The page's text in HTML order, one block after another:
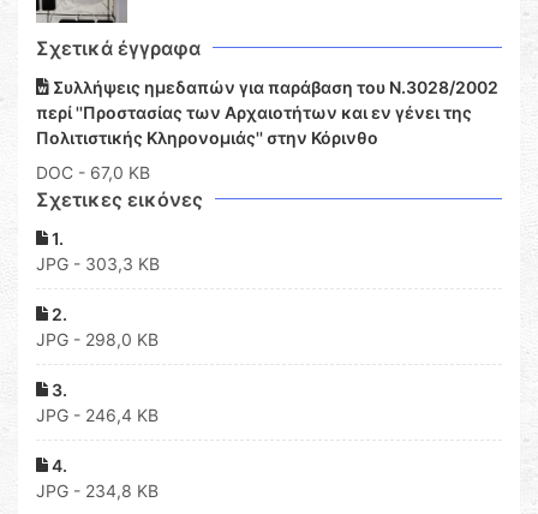
Σχετικά έγγραφα
Συλλήψεις ημεδαπών για παράβαση του Ν.3028/2002
περί ''Προστασίας των Αρχαιοτήτων και εν γένει της
Πολιτιστικής Κληρονομιάς'' στην Κόρινθο
DOC - 67,0 KB
Σχετικες εικόνες
1.
JPG - 303,3 KB
2.
JPG - 298,0 KB
3.
JPG - 246,4 KB
4.
JPG - 234,8 KB